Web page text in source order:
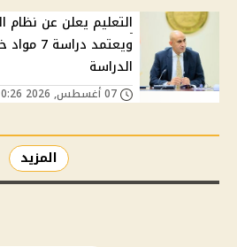
التعليم يعلن عن نظام
ويعتمد
الدراسة
المزيد